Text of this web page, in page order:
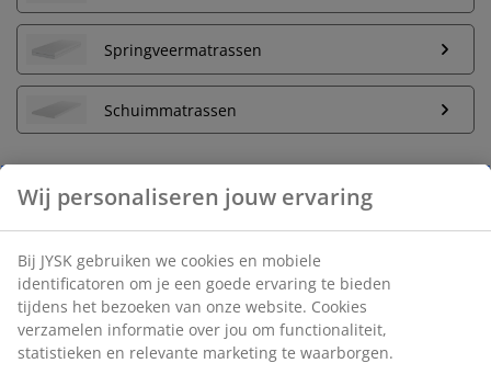
Springveermatrassen
Schuimmatrassen
Onbeperkt retourneren
Geen tijdslimiet - retourneer in iedere JYSK-winkel
Prijsgarantie
30 dagen prijsgarantie op alle artikelen
Flexibele bezorgopties
Snelle en gemakkelijke bezorgopties naar keuze
Wij personaliseren jouw ervaring
Bij JYSK gebruiken we cookies en mobiele
identificatoren om je een goede ervaring te bieden
tijdens het bezoeken van onze website. Cookies
verzamelen informatie over jou om functionaliteit,
statistieken en relevante marketing te waarborgen.